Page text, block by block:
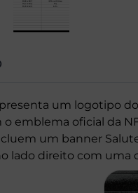
um logotipo
emblema oficial da
um banner
lado direito com uma